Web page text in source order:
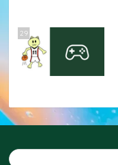
29